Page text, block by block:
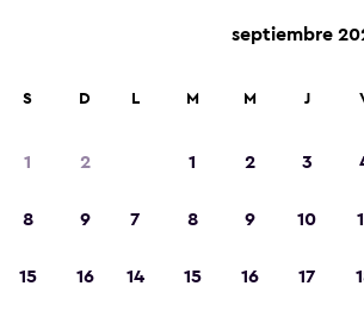
S D
1 2
8 9
15 16
septiembre
L M M J
1 2 3
7 8 9 10
14 15 16 17